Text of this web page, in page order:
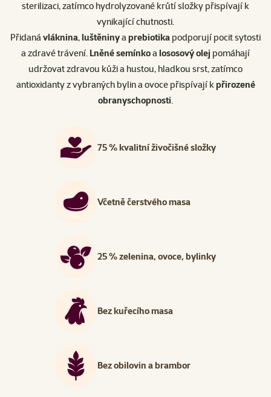
sterilizaci, zatímco hydrolyzované krůtí složky přispívají k
vynikající chutnosti.
Přidanávláknina,luštěninyaprebiotika podporují pocit sytosti
a zdravé trávení. Lněné semínkoalososový olej pomáhají
udržovat zdravou kůži a hustou, hladkou srst, zatímco
antioxidanty z vybraných bylin a ovoce přispívají kpřirozené
obranyschopnosti.
75 % kvalitní živočišné složky
Včetně čerstvého masa
25 % zelenina, ovoce, bylinky
Bez kuřecího masa
Bez obilovin a brambor